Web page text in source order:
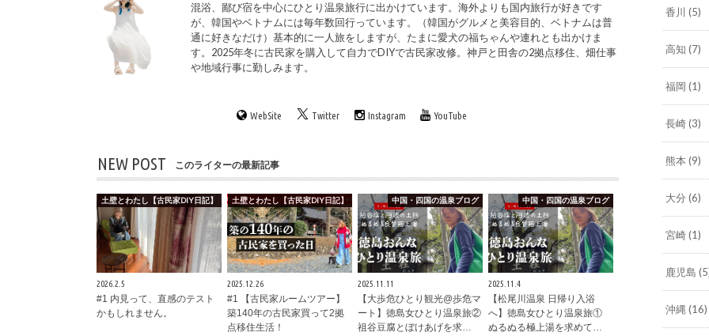
混浴、鄙び宿を中心にひとり温泉旅行に出かけています。海外よりも国内旅行が好きです
が、韓国やベトナムには毎年数回行っています。（韓国がグルメと美容目的、ベトナムは普
通に好きなだけ）基本的に一人旅をしますが、たまに愛犬の福ちゃんや連れとも出かけま
す。2025年冬に古民家を購入して自力でDIYで古民家改修。神戸と田舎の2拠点移住、畑仕事
や地域行事に勤しみます。
WebSite Twitter Instagram YouTube
NEW POST このライターの最新記事
土壁とわたし【古民家DIY日記】
2026.2.5
#1 内見って、直感のテスト
かもしれません。
土壁とわたし【古民家DIY日記】
2025.12.26
#1 【古民家ルームツアー】
築140年の古民家買って2拠
点移住生活！
中国・四国の温泉ブログ
2025.11.11
【大歩危ひとり観光@歩危マ
ート】徳島女ひとり温泉旅②
祖谷豆腐とぼけあげを求…
中国・四国の温泉ブログ
2025.11.4
【松尾川温泉 日帰り入浴
へ】徳島女ひとり温泉旅①
ぬるぬる極上湯を求めて…
香川 (5)
高知 (7)
福岡 (1)
長崎(3)
熊本 (9)
大分 (6)
宮崎(1)
鹿児島
沖縄 (16)